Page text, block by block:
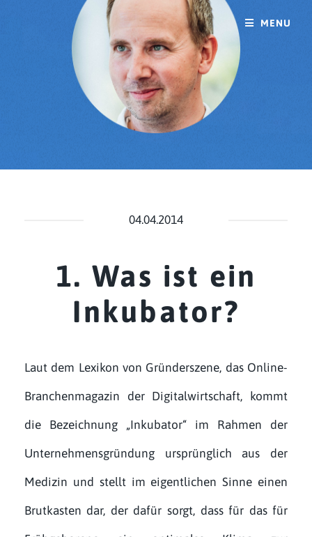
04.04.2014
1. Was ist ein
Inkubator?
Laut dem Lexikon von Gründerszene, das Online-
Branchenmagazin der Digitalwirtschaft, kommt
die Bezeichnung „Inkubator“ im Rahmen der
Unternehmensgründung ursprünglich aus der
Medizin und stellt im eigentlichen Sinne einen
Brutkasten dar, der dafür sorgt, dass für das für
MENU